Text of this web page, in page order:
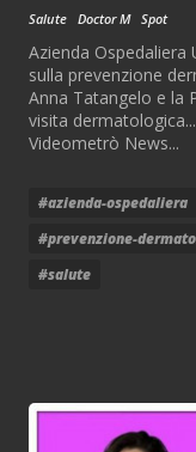
Salute Doctor M Spot
Azienda Ospedaliera
sulla prevenzione
Anna Tatangelo e la
visita
Videometrò News...
#azienda-ospedaliera
#prevenzione-
#salute